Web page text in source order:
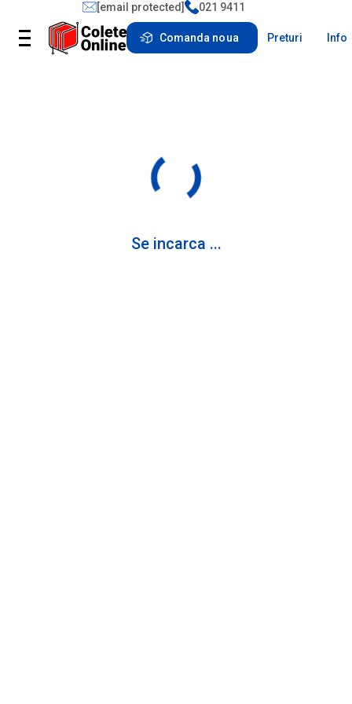
[email protected] 021 9411
Comanda noua Preturi Info
Se incarca ...